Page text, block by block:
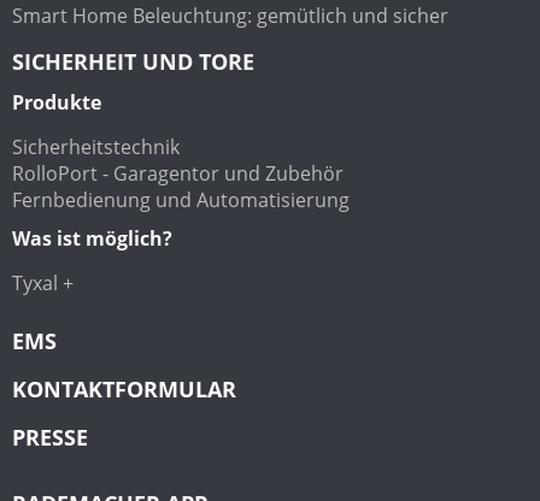
Smart Home Beleuchtung: gemütlich und sicher
SICHERHEIT UND TORE
Produkte
Sicherheitstechnik
RolloPort - Garagentor und Zubehör
Fernbedienung und Automatisierung
Was ist möglich?
Tyxal +
EMS
KONTAKTFORMULAR
PRESSE